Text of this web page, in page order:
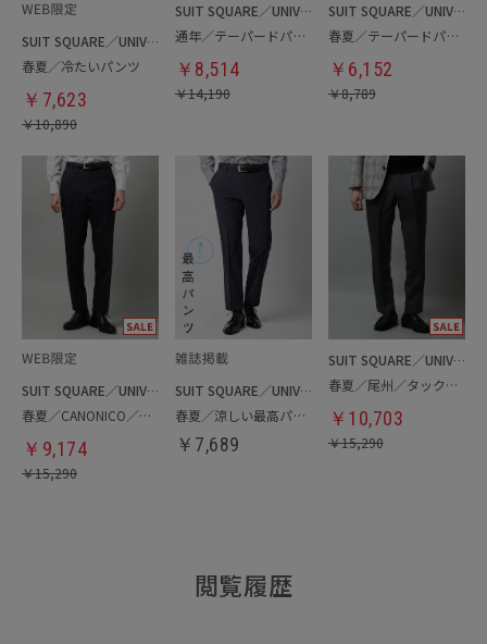
SUIT SQUARE／UNIVERSAL LANGUAGE
春夏／冷たいパンツ
￥ 7,623
￥10,890
SUIT SQUARE／UNIVERSAL LANGUAGE
通年／テーパードパンツ
￥ 8,514
￥14,190
SUIT SQUARE／UNIVERSAL LANGUAGE
春夏／テーパードパンツ
￥ 6,152
￥8,789
SUIT SQUARE／UNIVERSAL LANGUAGE
春夏／CANONICO／テーパードパンツ
￥ 9,174
￥15,290
SUIT SQUARE／UNIVERSAL LANGUAGE
春夏／涼しい最高パンツ
￥ 7,689
SUIT SQUARE／UNIVERSAL LANGUAGE
春夏／尾州／タックテーパードパンツ
￥ 10,703
￥15,290
閲覧履歴